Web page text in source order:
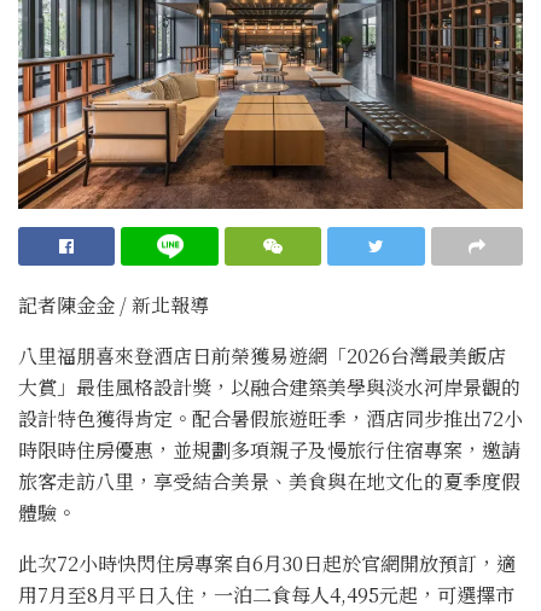
記者陳金金 / 新北報導
八里福朋喜來登酒店日前榮獲易遊網「2026台灣最美飯店
大賞」最佳風格設計獎，以融合建築美學與淡水河岸景觀的
設計特色獲得肯定。配合暑假旅遊旺季，酒店同步推出72小
時限時住房優惠，並規劃多項親子及慢旅行住宿專案，邀請
旅客走訪八里，享受結合美景、美食與在地文化的夏季度假
體驗。
此次72小時快閃住房專案自6月30日起於官網開放預訂，適
用7月至8月平日入住，一泊二食每人4,495元起，可選擇市